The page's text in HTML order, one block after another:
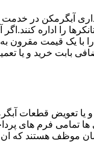
آبگرمکن در خدمت
را اداره کنند.اگر
را با یک قیمت مقرون
بابت خرید و یا
تعویض قطعات
ها تمامی فرم
هستند که ان